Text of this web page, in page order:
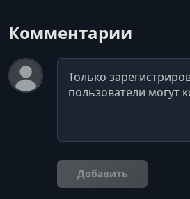
Комментарии
Комментарий
Добавить